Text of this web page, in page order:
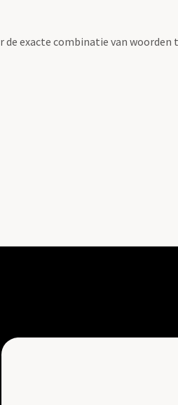
exacte combinatie van woorden